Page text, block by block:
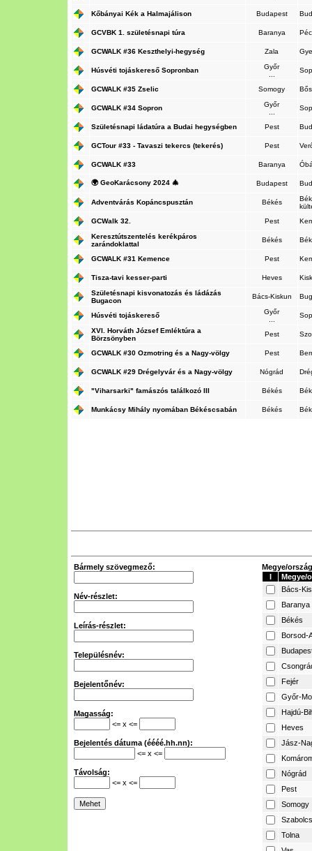
Kőbányai Kék a Halmajálison Budapest
GCVBK 1. születésnapi túra Baranya
GCWALK #36 Keszthelyi-hegység Zala
Húsvéti tojáskereső Sopronban
Győr
GCWALK #35 Zselic Somogy
GCWALK #34 Sopron
Győr
Születésnapi ládatúra a Budai hegységben Pest
GCTour #33 - Tavaszi tekercs (tekerés) Pest
GCWALK #33 Baranya
🌍 GeoKarácsony 2024 🎄 Budapest
Adventvárás Kopáncspusztán Békés
GCWalk 32.
Pest
Keresztútszentelés kerékpáros
zarándoklattal
Békés
GCWALK #31 Kemence Pest
Tisza-tavi kesser-parti Heves
Születésnapi kisvonatozás és ládázás
Bugacon
Bács-Kiskun
Húsvéti tojáskereső
Győr
XVI. Horváth József Emléktúra a
Börzsönyben
Pest
GCWALK #30 Ozmotring és a Nagy-völgy Pest
GCWALK #29 Drégelyvár és a Nagy-völgy Nógrád
"Viharsarki" famászós találkozó III Békés
Munkácsy Mihály nyomában Békéscsabán Békés
Bármely szövegmező:
Név-részlet:
Leírás-részlet:
Településnév:
Bejelentőnév:
Magasság:
<= x <=
Bejelentés dátuma (éééé.hh.nn):
<= x <=
Távolság:
<= x <=
Megye/
I
Megye/
Bács-
Baranya
Békés
Borsod-
Fejér
Győr-
Hajdú-
Heves
Jász-
Nógrád
Pest
Somogy
Tolna